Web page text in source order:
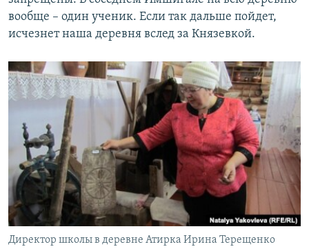
вообще – один ученик. Если так дальше пойдет,
исчезнет наша деревня вслед за Князевкой.
Директор школы в деревне Атирка Ирина Терещенко